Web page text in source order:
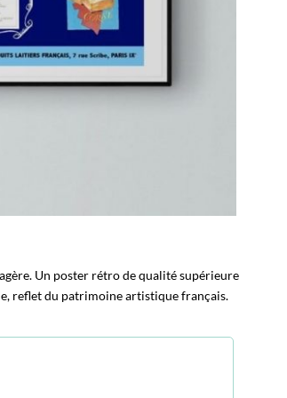
Un poster rétro de qualité supérieure
reflet du patrimoine artistique français.